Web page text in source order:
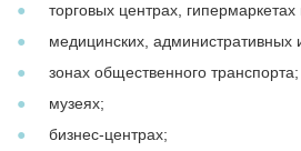
торговых центрах, гипермаркетах
медицинских, административных
зонах общественного транспорта;
музеях;
бизнес-центрах;